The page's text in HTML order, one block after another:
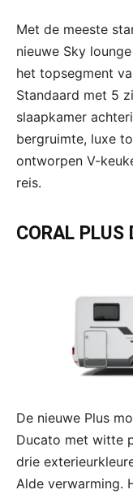
Met de meeste
nieuwe Sky
het topsegment
Standaard met 5
slaapkamer
bergruimte, luxe
ontworpen V-
reis.
CORAL
De nieuwe Plus
Ducato met witte
drie
Alde verwarming.